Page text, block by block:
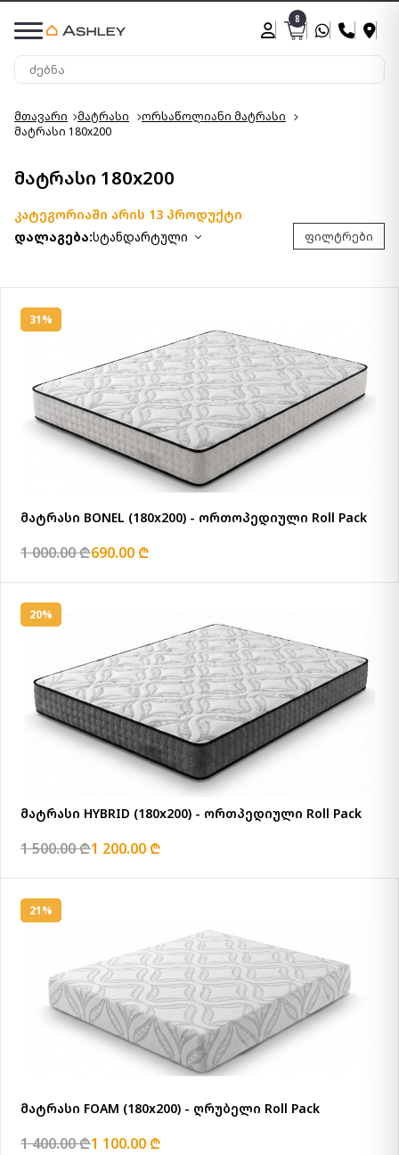
8
მთავარი მატრასი
ორსაწოლიანი მატრასი
მატრასი 180x200
მატრასი 180x200
კატეგორიაში არის 13 პროდუქტი
დალაგება:სტანდარტული ფილტრები
31%
მატრასი BONEL (180x200) - ორთოპედიული Roll Pack
1 000.00 ₾690.00 ₾
20%
მატრასი HYBRID (180x200) - ორთპედიული Roll Pack
1 500.00 ₾1 200.00 ₾
21%
მატრასი FOAM (180x200) - ღრუბელი Roll Pack
1 400.00 ₾1 100.00 ₾